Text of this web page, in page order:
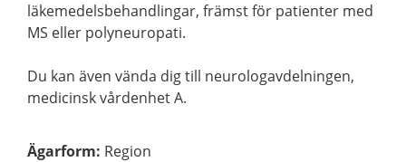
läkemedelsbehandlingar, främst för patienter med
MS eller polyneuropati.
Du kan även vända dig till neurologavdelningen,
medicinsk vårdenhet A.
Ägarform: Region